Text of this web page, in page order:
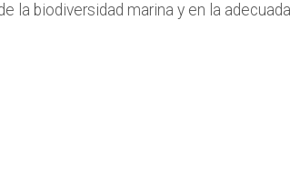
la biodiversidad marina y en la adecuada